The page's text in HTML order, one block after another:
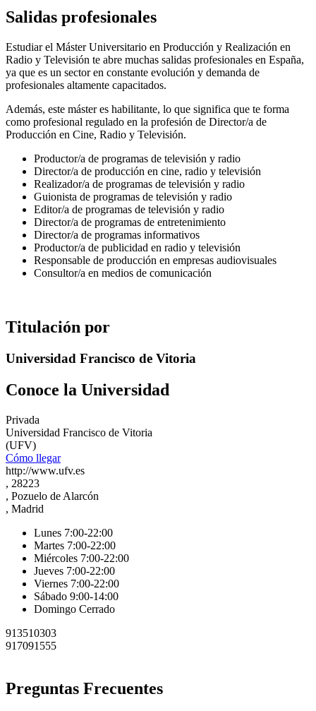
Salidas profesionales
Estudiar el Máster Universitario en Producción y Realización en
Radio y Televisión te abre muchas salidas profesionales en España,
ya que es un sector en constante evolución y demanda de
profesionales altamente capacitados.
Además, este máster es habilitante, lo que significa que te forma
como profesional regulado en la profesión de Director/a de
Producción en Cine, Radio y Televisión.
Productor/a de programas de televisión y radio
Director/a de producción en cine, radio y televisión
Realizador/a de programas de televisión y radio
Guionista de programas de televisión y radio
Editor/a de programas de televisión y radio
Director/a de programas de entretenimiento
Director/a de programas informativos
Productor/a de publicidad en radio y televisión
Responsable de producción en empresas audiovisuales
Consultor/a en medios de comunicación
Titulación por
Universidad Francisco de Vitoria
Conoce la Universidad
Privada
Universidad Francisco de Vitoria
(UFV)
Cómo llegar
http://www.ufv.es
, 28223
, Pozuelo de Alarcón
, Madrid
Lunes 7:00-22:00
Martes 7:00-22:00
Miércoles 7:00-22:00
Jueves 7:00-22:00
Viernes 7:00-22:00
Sábado 9:00-14:00
Domingo Cerrado
913510303
917091555
Preguntas Frecuentes